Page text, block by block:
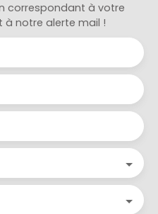
correspondant à votre
à notre alerte mail !